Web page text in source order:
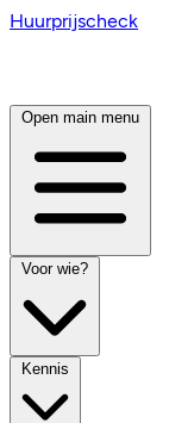
Huurprijscheck
Open main menu
Voor wie?
Kennis